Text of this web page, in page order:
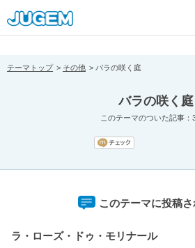
[pear_error: message="Success" code=0
prefix="" info=""]
テーマトップ その他 バラの咲く庭
バラの咲く庭
このテーマのついた記事：
このテーマに投稿
ラ・ローズ・ドゥ・モリナール